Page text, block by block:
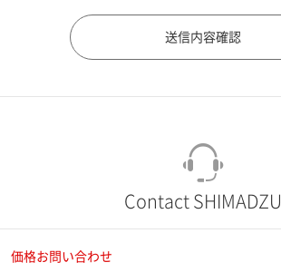
Contact SHIMADZU
価格お問い合わせ